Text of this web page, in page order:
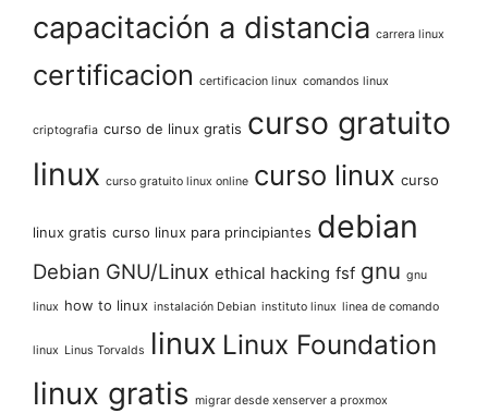
capacitación a distancia carrera linux
certificacion certificacion linux comandos linux
criptografia curso de linux gratis curso gratuito
linux curso gratuito linux online curso linux curso
linux gratis curso linux para principiantes debian
Debian GNU/Linux ethical hacking fsf gnu gnu
linux how to linux instalación Debian instituto linux linea de comando
linux Linus Torvalds linux Linux Foundation
linux gratis migrar desde xenserver a proxmox